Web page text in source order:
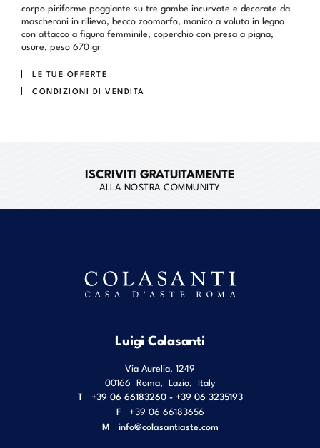
corpo piriforme poggiante su tre gambe incurvate e decorate da
mascheroni in rilievo, becco zoomorfo, manico a voluta in legno
con attacco a figura femminile, coperchio con presa a pigna,
usure, peso 670 gr
LE TUE OFFERTE
CONDIZIONI DI VENDITA
ISCRIVITI GRATUITAMENTE
ALLA NOSTRA COMMUNITY
Luigi Colasanti
Via Aurelia, 1249
00166 Roma, Lazio, Italy
T
+39 06 66183260 - +39 06 3235193
F
+39 06 66183656
M info@colasantiaste.com